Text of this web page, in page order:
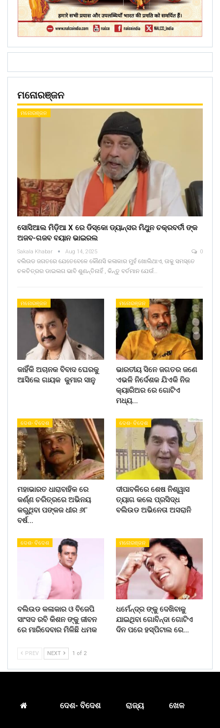
ମନୋରଞ୍ଜନ
ମନୋରଞ୍ଜନ
ସୋସିଆଲ ମିଡ଼ିଆ X ରେ ଡିସ୍କୋ ଡ୍ୟାନ୍ସର ମିଥୁନ ଚକ୍ରବର୍ତୀ ଙ୍କ
ଅଜବ-ଗଜବ ବୟାନ ଭାଇରଲ
Sakala Khabar Aug 14, 2025 0
ବଲିଉଡ ଜଗତରେ ଯେତେବେଳେ କୌଣସି କଳାକାର ମୁହଁ ଖୋଲିଥାଏ, ତାକୁ ସମସ୍ତେ
ଚଳଚିତ୍ରର ଡାଇଲଗ ଭାବି ଶୁଣନ୍ତିନାହିଁ , କିନ୍ତୁ ବର୍ତମାନ ଯେଉଁ…
ମନୋରଞ୍ଜନ
କାହିଁକି ଅଚାନକ ବିବାଦ ଘେରକୁ
ଆସିଲେ ଗାୟକ କୁମାର ସାନୁ
ମନୋରଞ୍ଜନ
ଭାରତୀୟ ସିନେ ଜଗତର ଜଣେ
ଏଭଳି ନିର୍ଦେଶକ ଯିଏକି ନିଜ
କ୍ୟାରିଅର ରେ ଗୋଟିଏ
ମଧ୍ୟ…
ଦେଶ- ବିଦେଶ
ମହାଭାରତ ଧାରାବାହିକ ରେ
କର୍ଣ୍ଣ ଚରିତ୍ରରେ ଅଭିନୟ
କରୁଥିବା ପଙ୍କଜ ଧୀର ୬୮
ବର୍ଷ…
ଦେଶ- ବିଦେଶ
ଦୀପାବଳିରେ ଶେଷ ନିଶ୍ୱାସ
ତ୍ୟାଗ କଲେ ପ୍ରସିଦ୍ଧ
ବଲିଉଡ ଅଭିନେତା ଅସରାନି
ଦେଶ- ବିଦେଶ
ବଲିଉଡ କଳାକାର ଓ ବିଜେପି
ସାଂସଦ ରବି କିଶନ ଙ୍କୁ ଜୀବନ
ରେ ମାରିଦେବାର ମିଳିଛି ଧମକ
ମନୋରଞ୍ଜନ
ଧର୍ମେନ୍ଦ୍ର ଙ୍କୁ ଦେଖିବାକୁ
ଯାଇଥିବା ଗୋବିନ୍ଦା ଗୋଟିଏ
ଦିନ ପରେ ହସ୍ପିଟାଲ ରେ…
PREV NEXT 1 of 2
ଦେଶ- ବିଦେଶ ରାଜ୍ୟ ଖେଳ